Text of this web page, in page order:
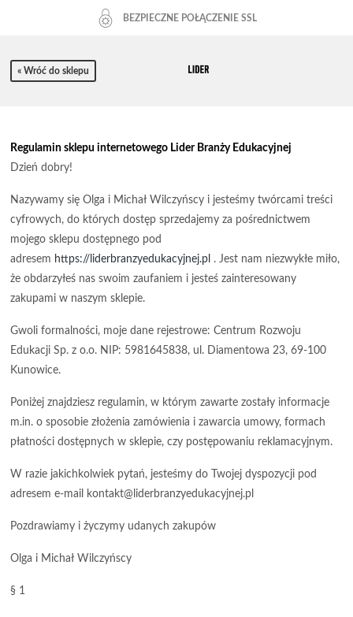
BEZPIECZNE POŁĄCZENIE SSL
« Wróć do sklepu
Regulamin sklepu internetowego Lider Branży Edukacyjnej
Dzień dobry!
Nazywamy się Olga i Michał Wilczyńscy i jesteśmy twórcami treści
cyfrowych, do których dostęp sprzedajemy za pośrednictwem
mojego sklepu dostępnego pod
adresem https://liderbranzyedukacyjnej.pl . Jest nam niezwykłe miło,
że obdarzyłeś nas swoim zaufaniem i jesteś zainteresowany
zakupami w naszym sklepie.
Gwoli formalności, moje dane rejestrowe: Centrum Rozwoju
Edukacji Sp. z o.o. NIP: 5981645838, ul. Diamentowa 23, 69-100
Kunowice.
Poniżej znajdziesz regulamin, w którym zawarte zostały informacje
m.in. o sposobie złożenia zamówienia i zawarcia umowy, formach
płatności dostępnych w sklepie, czy postępowaniu reklamacyjnym.
W razie jakichkolwiek pytań, jesteśmy do Twojej dyspozycji pod
adresem e-mail kontakt@liderbranzyedukacyjnej.pl
Pozdrawiamy i życzymy udanych zakupów
Olga i Michał Wilczyńscy
§ 1